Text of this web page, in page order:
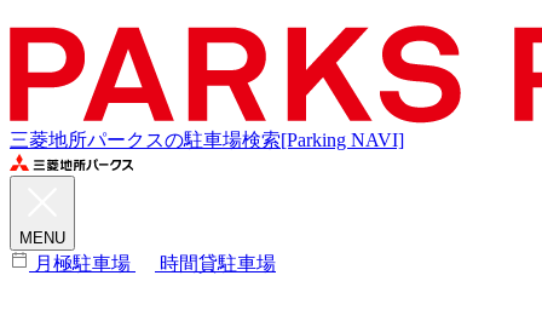
三菱地所パークスの駐車場検索[Parking NAVI]
MENU
月極駐車場 時間貸駐車場